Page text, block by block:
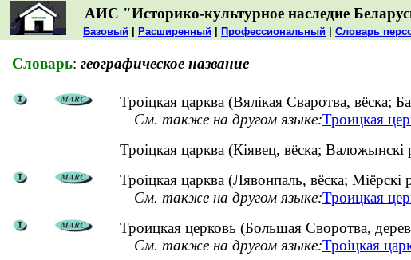
АИС "Историко-культурное наследие
Базовый Расширенный Профессиональный Словарь
Словарь: географическое название
Троіцкая царква (Вялікая Сваротва, вёска;
См. также на другом языке:Троицкая
Троіцкая царква (Кіявец, вёска;
Троіцкая царква (Лявонпаль, вёска; Міёрскі
См. также на другом языке:Троицкая
Троицкая церковь (Большая Своротва,
См. также на другом языке:Троіцкая